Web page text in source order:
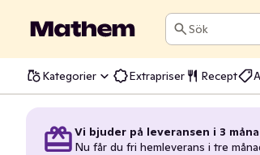
Sök
Kategorier Extrapriser Recept
Vi bjuder på leveransen i 3
Nu får du fri hemleverans i tre